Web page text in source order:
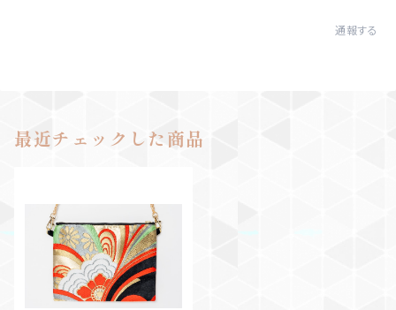
通報する
最近チェックした商品